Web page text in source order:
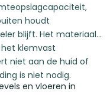
houdt
blijft. Het materiaal
klemvast
niet aan de huid of
is niet nodig.
en vloeren in